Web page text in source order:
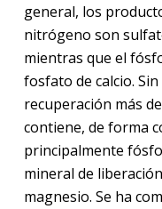
general, los
nitrógeno son
mientras que el
fosfato de calcio.
recuperación más
contiene, de forma
principalmente
mineral de
magnesio. Se ha